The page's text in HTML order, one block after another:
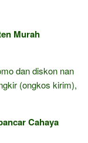
Murah
dan diskon nan
(ongkos kirim),
Cahaya